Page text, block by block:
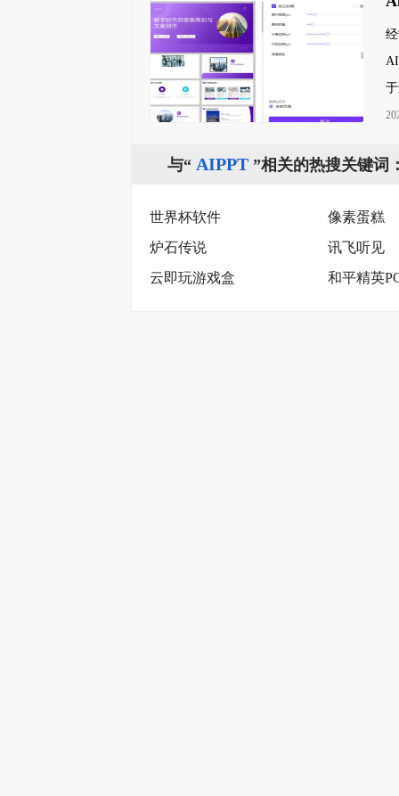
与“ AIPPT”相关的热搜关键词
世界杯软件
像素蛋糕
炉石传说
讯飞听见
云即玩游戏盒
和平精英